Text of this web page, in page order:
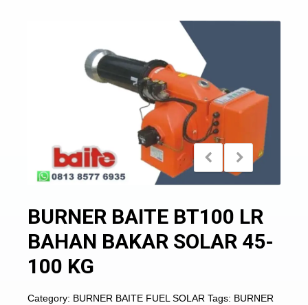
BURNER BAITE BT100 LR
BAHAN BAKAR SOLAR 45-
100 KG
Category: BURNER BAITE FUEL SOLAR Tags: BURNER